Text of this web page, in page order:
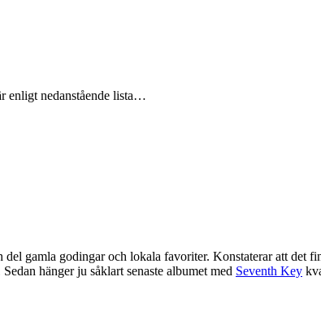
enligt nedanstående lista…
gamla godingar och lokala favoriter. Konstaterar att det
Sedan hänger ju såklart senaste albumet med Seventh Key